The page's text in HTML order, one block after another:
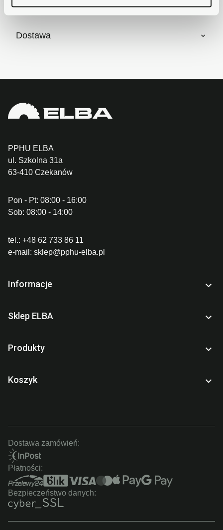
Dostawa
PPHU ELBA
ul. Szkolna 31a
63-410 Czekanów
Pon - Pt: 08:00 - 16:00
Sob: 08:00 - 14:00
tel.: +48 62 733 86 11
e-mail: sklep@pphu-elba.pl
Informacje 
Sklep ELBA 
Produkty 
Koszyk 
Dostawa zamówień:
Płatności:
Bezpieczeństwo danych: